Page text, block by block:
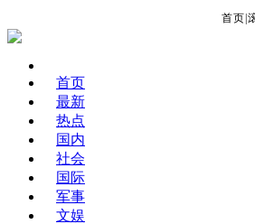
首页
首页
最新
热点
国内
社会
国际
军事
文娱